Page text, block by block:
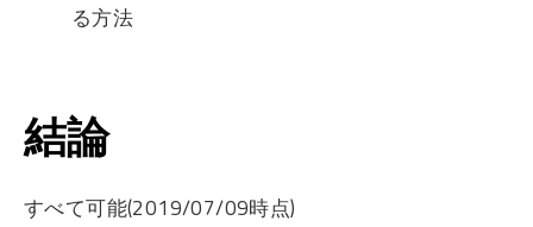
る方法
結論
すべて可能(2019/07/09時点)